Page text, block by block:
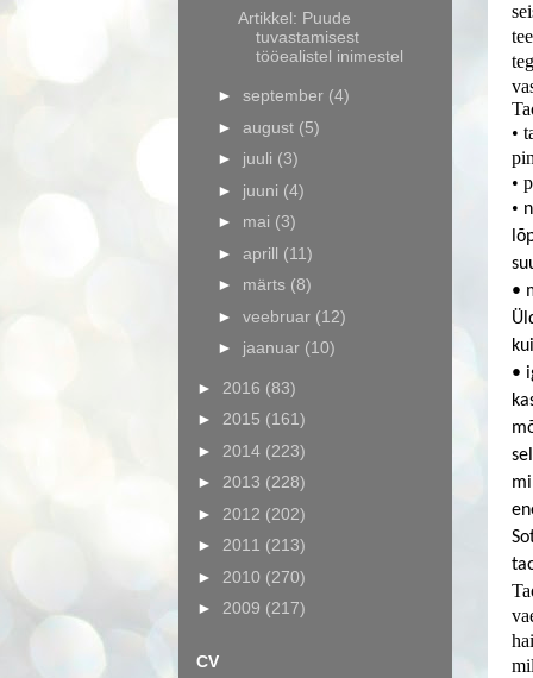
•
•
•
•
•
Artikkel: Puude
tuvastamisest
tööealistel inimestel
► september (4)
► august (5)
► juuli (3)
► juuni (4)
► mai (3)
► aprill (11)
► märts (8)
► veebruar (12)
► jaanuar (10)
► 2016 (83)
► 2015 (161)
► 2014 (223)
► 2013 (228)
► 2012 (202)
► 2011 (213)
► 2010 (270)
► 2009 (217)
CV